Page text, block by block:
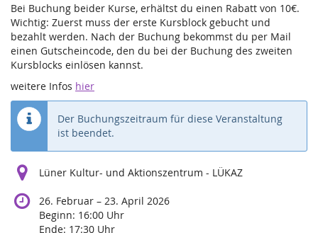
Bei Buchung beider Kurse, erhältst du einen Rabatt von 10€.
Wichtig: Zuerst muss der erste Kursblock gebucht und
bezahlt werden. Nach der Buchung bekommst du per Mail
einen Gutscheincode, den du bei der Buchung des zweiten
Kursblocks einlösen kannst.
weitere Infos hier
Der Buchungszeitraum für diese Veranstaltung
ist beendet.
Lüner Kultur- und Aktionszentrum - LÜKAZ
26. Februar –bis
23. April 2026
Beginn: 16:00 Uhr
Ende: 17:30 Uhr